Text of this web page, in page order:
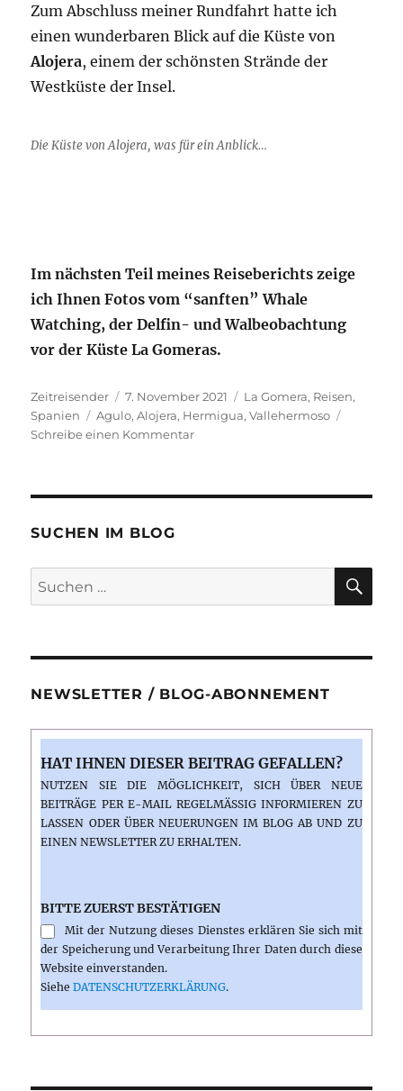
Zum Abschluss meiner Rundfahrt hatte ich
einen wunderbaren Blick auf die Küste von
Alojera, einem der schönsten Strände der
Westküste der Insel.
Die Küste von Alojera, was für ein Anblick…
Im nächsten Teil meines Reiseberichts zeige
ich Ihnen Fotos vom “sanften” Whale
Watching, der Delfin- und Walbeobachtung
vor der Küste La Gomeras.
Autor
Zeitreisender
Veröffentlicht
am
7. November 2021 Kategorien
La Gomera, Reisen,
Spanien
Schlagwörter
Agulo,Alojera, Hermigua,Vallehermoso
Schreibe einen Kommentarzu
Im
der
SUCHEN IM BLOG
Suchen
nach:
NEWSLETTER / BLOG-ABONNEMENT
HAT IHNEN DIESER BEITRAG GEFALLEN?
NUTZEN SIE DIE MÖGLICHKEIT, SICH ÜBER NEUE
BEITRÄGE PER E-MAIL REGELMÄSSIG INFORMIEREN ZU L
ASSEN ODER ÜBER NEUERUNGEN IM BLOG AB UND ZU E
INEN NEWSLETTER ZU ERHALTEN.
BITTE ZUERST BESTÄTIGEN
Mit der Nutzung dieses Dienstes erklären Sie sich mit
der Speicherung und Verarbeitung Ihrer Daten durch diese
Website einverstanden.
SieheDATENSCHUTZERKLÄRUNG.